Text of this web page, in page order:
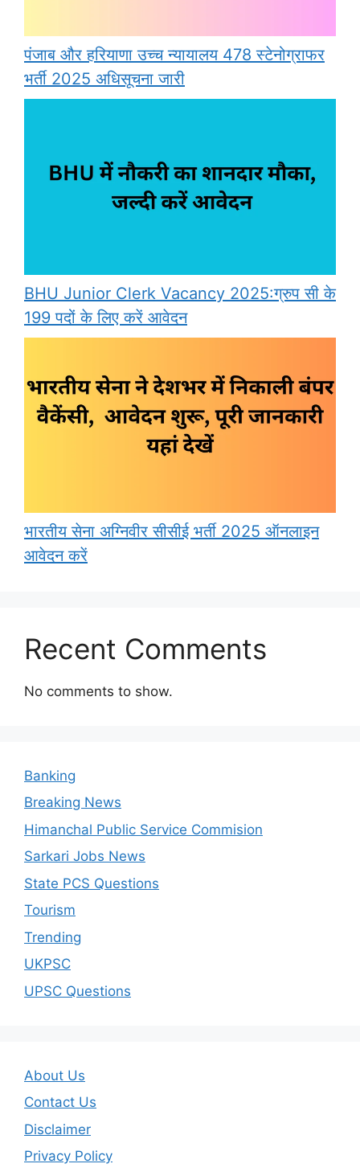
पंजाब और हरियाणा उच्च न्यायालय 478 स्टेनोग्राफर
भर्ती 2025 अधिसूचना जारी
BHU Junior Clerk Vacancy 2025:ग्रुप सी के
199 पदों के लिए करें आवेदन
भारतीय सेना अग्निवीर सीसीई भर्ती 2025 ऑनलाइन
आवेदन करें
Recent Comments
No comments to show.
Banking
Breaking News
Himanchal Public Service Commision
Sarkari Jobs News
State PCS Questions
Tourism
Trending
UKPSC
UPSC Questions
About Us
Contact Us
Disclaimer
Privacy Policy